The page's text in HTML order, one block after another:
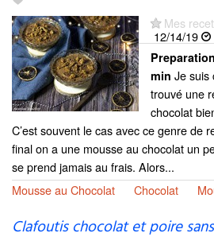
Mes
12/14/19
min Je suis
trouvé une
chocolat
C’est souvent le cas avec ce genre de
final on a une mousse au chocolat un
se prend jamais au frais. Alors...
Mousse au Chocolat
Chocolat
Clafoutis chocolat et poire